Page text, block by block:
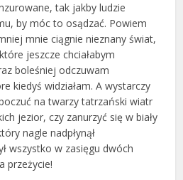
tak jakby ludzie
by móc to osądzać. Powiem
mnie ciągnie nieznany świat,
jeszcze chciałabym
boleśniej odczuwam
kiedyś widziałam. A wystarczy
na twarzy tatrzański wiatr
jezior, czy zanurzyć się w biały
nagle nadpłynął
wszystko w zasięgu dwóch
przeżycie!